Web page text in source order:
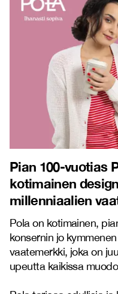
Pian 100-vuotias
kotimainen
millenniaalien
Pola on kotimainen,
konsernin jo
vaatemerkki, joka on
upeutta kaikissa